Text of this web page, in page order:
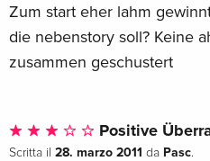
Zum start eher lahm
die nebenstory soll? Keine
zusammen geschustert
Positive
Scritta il 28. marzo 2011 da Pasc.